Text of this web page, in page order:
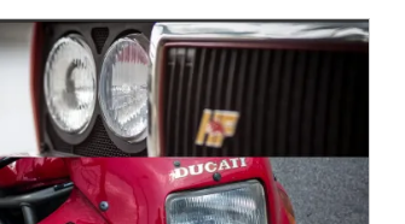
#LAVERDA JOTA 1000
#MV AGUSTA
#TRE CILINDRI
#VELOCEMOTO